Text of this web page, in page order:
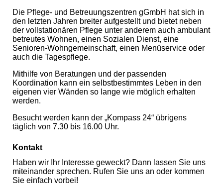
Die Pflege- und Betreuungszentren gGmbH hat sich in
den letzten Jahren breiter aufgestellt und bietet neben
der vollstationären Pflege unter anderem auch ambulant
betreutes Wohnen, einen Sozialen Dienst, eine
Senioren-Wohngemeinschaft, einen Menüservice oder
auch die Tagespflege.
Mithilfe von Beratungen und der passenden
Koordination kann ein selbstbestimmtes Leben in den
eigenen vier Wänden so lange wie möglich erhalten
werden.
Besucht werden kann der „Kompass 24“ übrigens
täglich von 7.30 bis 16.00 Uhr.
Kontakt
Haben wir Ihr Interesse geweckt? Dann lassen Sie uns
miteinander sprechen. Rufen Sie uns an oder kommen
Sie einfach vorbei!